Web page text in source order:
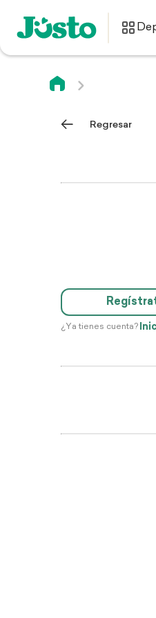
Regresar
¿Ya tienes cuenta?